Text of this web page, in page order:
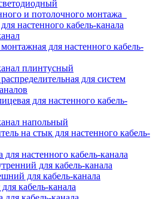
и потолочного монтажа
настенного кабель-канала
для настенного кабель-
плинтусный
для систем
для настенного кабель-
напольный
на стык для настенного кабель-
для настенного кабель-канала
для кабель-канала
для кабель-канала
кабель-канала